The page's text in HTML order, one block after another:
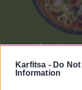
Karfitsa - Do
Information